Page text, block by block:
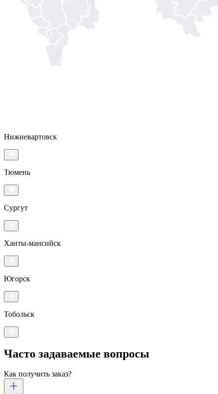
Нижневартовск
Тюмень
Сургут
Ханты-мансийск
Югорск
Тобольск
Часто задаваемые вопросы
Как получить заказ?